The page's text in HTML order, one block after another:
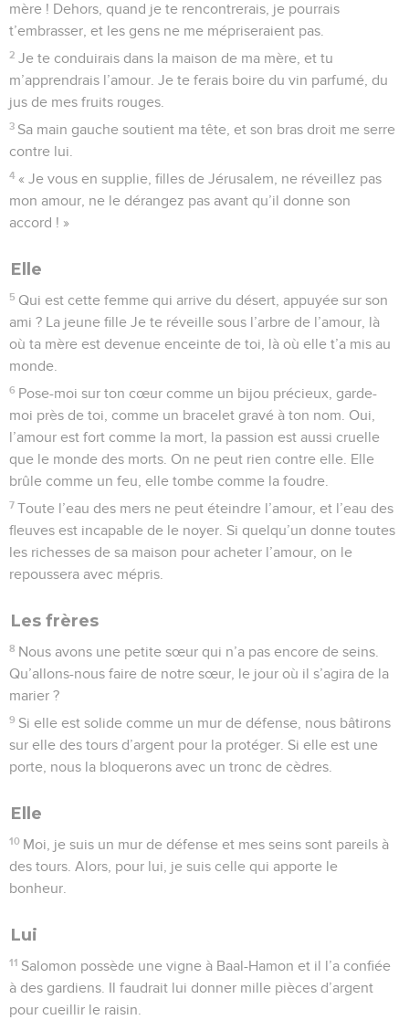
mère ! Dehors, quand je te rencontrerais, je pourrais
t’embrasser, et les gens ne me mépriseraient pas.
2 Je te conduirais dans la maison de ma mère, et tu
m’apprendrais l’amour. Je te ferais boire du vin parfumé, du
jus de mes fruits rouges.
3 Sa main gauche soutient ma tête, et son bras droit me serre
contre lui.
4 « Je vous en supplie, filles de Jérusalem, ne réveillez pas
mon amour, ne le dérangez pas avant qu’il donne son
accord ! »
Elle
5 Qui est cette femme qui arrive du désert, appuyée sur son
ami ? La jeune fille Je te réveille sous l’arbre de l’amour, là
où ta mère est devenue enceinte de toi, là où elle t’a mis au
monde.
6 Pose-moi sur ton cœur comme un bijou précieux, garde-
moi près de toi, comme un bracelet gravé à ton nom. Oui,
l’amour est fort comme la mort, la passion est aussi cruelle
que le monde des morts. On ne peut rien contre elle. Elle
brûle comme un feu, elle tombe comme la foudre.
7 Toute l’eau des mers ne peut éteindre l’amour, et l’eau des
fleuves est incapable de le noyer. Si quelqu’un donne toutes
les richesses de sa maison pour acheter l’amour, on le
repoussera avec mépris.
Les frères
8 Nous avons une petite sœur qui n’a pas encore de seins.
Qu’allons-nous faire de notre sœur, le jour où il s’agira de la
marier ?
9 Si elle est solide comme un mur de défense, nous bâtirons
sur elle des tours d’argent pour la protéger. Si elle est une
porte, nous la bloquerons avec un tronc de cèdres.
Elle
10 Moi, je suis un mur de défense et mes seins sont pareils à
des tours. Alors, pour lui, je suis celle qui apporte le
bonheur.
Lui
11 Salomon possède une vigne à Baal-Hamon et il l’a confiée
à des gardiens. Il faudrait lui donner mille pièces d’argent
pour cueillir le raisin.